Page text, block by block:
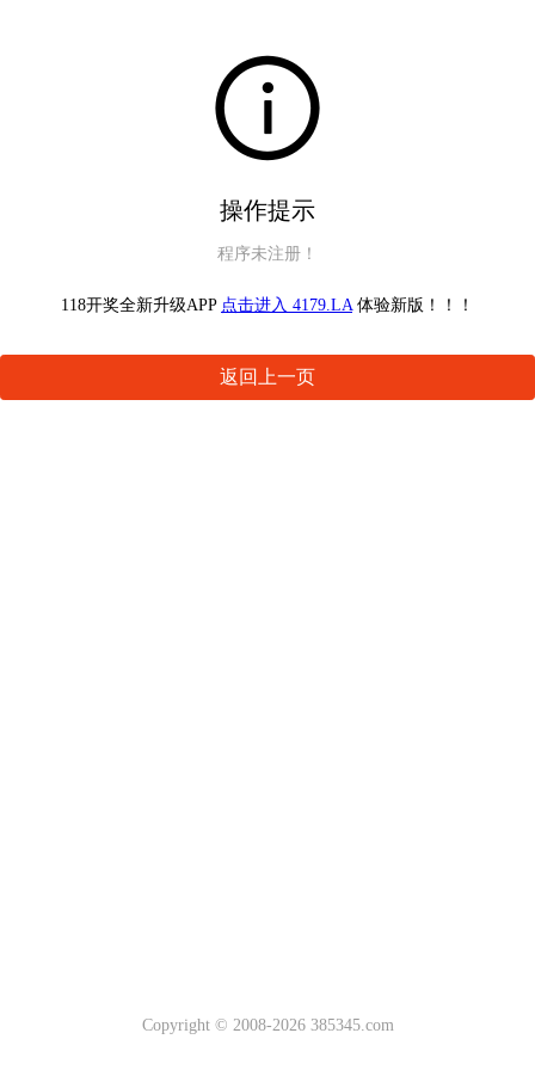
操作提示
程序未注册！
118开奖全新升级APP 点击进入 4179.LA 体验新版！！！
返回上一页
Copyright © 2008-2026 385345.com